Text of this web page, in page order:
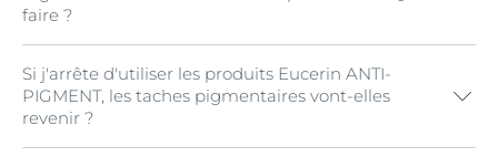
faire ?
Pour être efficace, le Correcteur de Taches Anti-
Pigment Eucerin nécessite une utilisation régulière. Si
Si j'arrête d'utiliser les produits Eucerin ANTI-
PIGMENT, les taches pigmentaires vont-elles
revenir ?